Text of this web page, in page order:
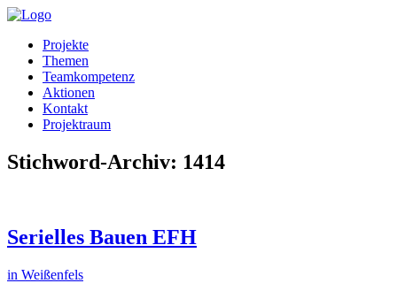
Projekte
Themen
Teamkompetenz
Aktionen
Kontakt
Projektraum
Stichword-Archiv: 1414
Serielles Bauen EFH
in Weißenfels